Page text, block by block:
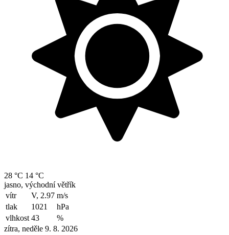
28 °C 14 °C
jasno, východní větřík
vítr
V, 2.97 m/s
tlak
1021
hPa
vlhkost 43
%
zítra, neděle 9. 8. 2026